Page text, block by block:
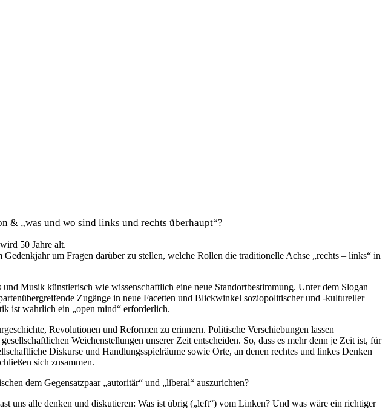
& „was und wo sind links und rechts überhaupt“?
50 Jahre alt.
um Fragen darüber zu stellen, welche Rollen die traditionelle Achse „rechts – links“ in
Musik künstlerisch wie wissenschaftlich eine neue Standortbestimmung. Unter dem Slogan
Zugänge in neue Facetten und Blickwinkel soziopolitischer und -kultureller
ist wahrlich ein „open mind“ erforderlich.
Revolutionen und Reformen zu erinnern. Politische Verschiebungen lassen
Weichenstellungen unserer Zeit entscheiden. So, dass es mehr denn je Zeit ist, für
Diskurse und Handlungsspielräume sowie Orte, an denen rechtes und linkes Denken
sich zusammen.
dem Gegensatzpaar „autoritär“ und „liberal“ auszurichten?
uns alle denken und diskutieren: Was ist übrig („left“) vom Linken? Und was wäre ein richtiger